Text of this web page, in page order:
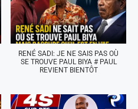
RENÉ SADI: JE NE SAIS PAS OÙ
SE TROUVE PAUL BIYA # PAUL
REVIENT BIENTÔT